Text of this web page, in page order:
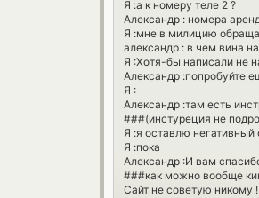
Я :а к номеру теле 2 ?
Александр : номера
Я :мне в милицию
александр : в чем вина
Я :Хотя-бы написали не
Александр :попробуйте
Я :
Александр :там есть
###(инстуреция не
Я :я оставлю негативный
Я :пока
Александр :И вам
###как можно вообще
Сайт не советую никому